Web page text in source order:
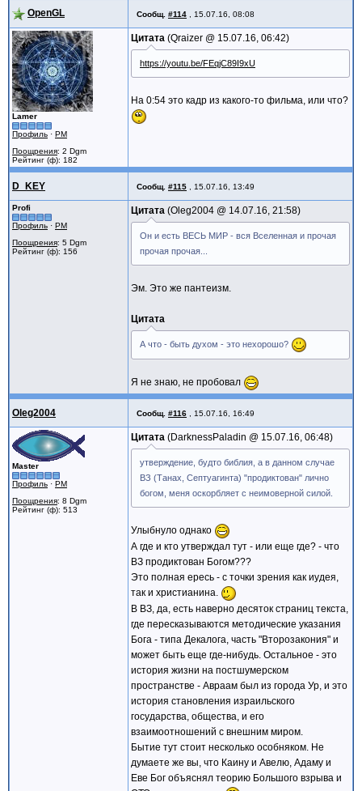
OpenGL Сообщ. #114 15.07.16, 08:08
Lamer
Профиль · PM
Поощрения: 2 Dgm
Рейтинг (ф): 182
Цитата Qraizer @ 15.07.16, 06:42
https://youtu.be/FEqjC89I9xU
На 0:54 это кадр из какого-то фильма, или что?
D_KEY Сообщ. #115 15.07.16, 13:49
Profi
Профиль · PM
Поощрения: 5 Dgm
Рейтинг (ф): 156
Цитата Oleg2004 @ 14.07.16, 21:58
Он и есть ВЕСЬ МИР - вся Вселенная и прочая
прочая прочая...
Эм. Это же пантеизм.
Цитата
А что - быть духом - это нехорошо?
Я не знаю, не пробовал
Oleg2004 Сообщ. #116 15.07.16, 16:49
Master
Профиль · PM
Поощрения: 8 Dgm
Рейтинг (ф): 513
Цитата DarknessPaladin @ 15.07.16, 06:48
утверждение, будто библия, а в данном случае
ВЗ (Танах, Септуагинта) "продиктован" лично
богом, меня оскорбляет с неимоверной силой.
Улыбнуло однако
А где и кто утверждал тут - или еще где? - что
ВЗ продиктован Богом???
Это полная ересь - с точки зрения как иудея,
так и христианина.
В ВЗ, да, есть наверно десяток страниц текста,
где пересказываются методические указания
Бога - типа Декалога, часть "Второзакония" и
может быть еще где-нибудь. Остальное - это
история жизни на постшумерском
пространстве - Авраам был из города Ур, и это
история становления израильского
государства, общества, и его
взаимоотношений с внешним миром.
Бытие тут стоит несколько особняком. Не
думаете же вы, что Каину и Авелю, Адаму и
Еве Бог объяснял теорию Большого взрыва и